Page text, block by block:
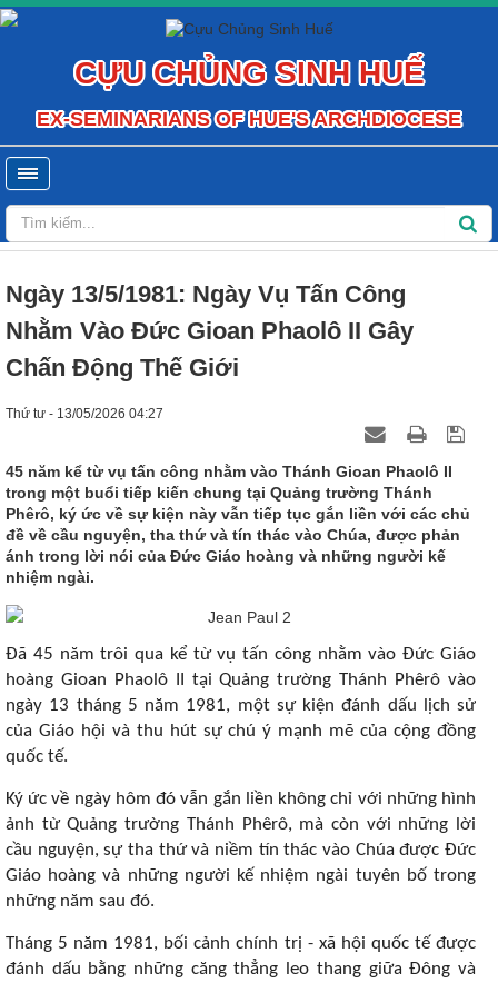
CỰU CHỦNG SINH HUẾ
EX-SEMINARIANS OF HUE'S ARCHDIOCESE
Ngày 13/5/1981: Ngày Vụ Tấn Công
Nhằm Vào Đức Gioan Phaolô II Gây
Chấn Động Thế Giới
Thứ tư - 13/05/2026 04:27
45 năm kể từ vụ tấn công nhằm vào Thánh Gioan Phaolô II
trong một buổi tiếp kiến chung tại Quảng trường Thánh
Phêrô, ký ức về sự kiện này vẫn tiếp tục gắn liền với các chủ
đề về cầu nguyện, tha thứ và tín thác vào Chúa, được phản
ánh trong lời nói của Đức Giáo hoàng và những người kế
nhiệm ngài.
Đã 45 năm trôi qua kể từ vụ tấn công nhằm vào Đức Giáo
hoàng Gioan Phaolô II tại Quảng trường Thánh Phêrô vào
ngày 13 tháng 5 năm 1981, một sự kiện đánh dấu lịch sử
của Giáo hội và thu hút sự chú ý mạnh mẽ của cộng đồng
quốc tế.
Ký ức về ngày hôm đó vẫn gắn liền không chỉ với những hình
ảnh từ Quảng trường Thánh Phêrô, mà còn với những lời
cầu nguyện, sự tha thứ và niềm tín thác vào Chúa được Đức
Giáo hoàng và những người kế nhiệm ngài tuyên bố trong
những năm sau đó.
Tháng 5 năm 1981, bối cảnh chính trị - xã hội quốc tế được
đánh dấu bằng những căng thẳng leo thang giữa Đông và